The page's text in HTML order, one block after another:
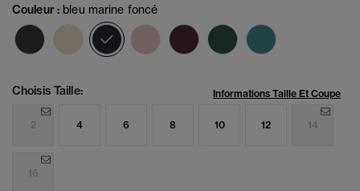
Couleur : bleu marine foncé
sélectionné
Choisis Taille: Informations Taille Et Coupe
2 4 6 8 10 12 14
16